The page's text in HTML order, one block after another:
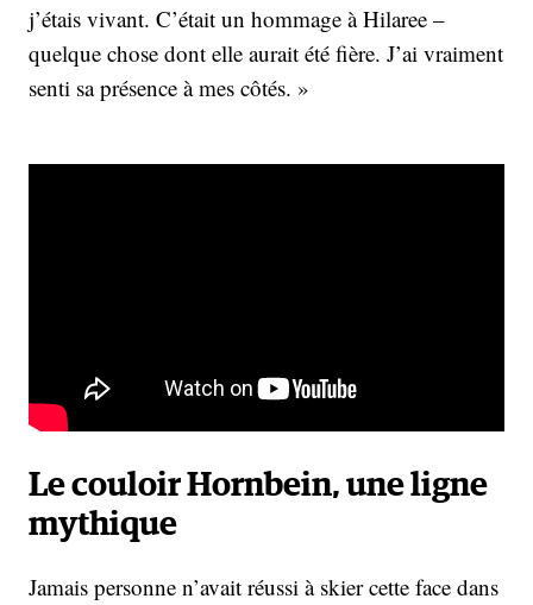
j’étais vivant. C’était un hommage à Hilaree –
quelque chose dont elle aurait été fière. J’ai vraiment
senti sa présence à mes côtés. »
Le couloir Hornbein, une ligne
mythique
Jamais personne n’avait réussi à skier cette face dans